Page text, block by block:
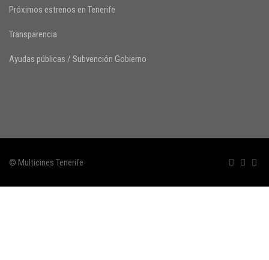
Próximos estrenos en Tenerife
Transparencia
Ayudas públicas / Subvención Gobierno
© Multicines Tenerife